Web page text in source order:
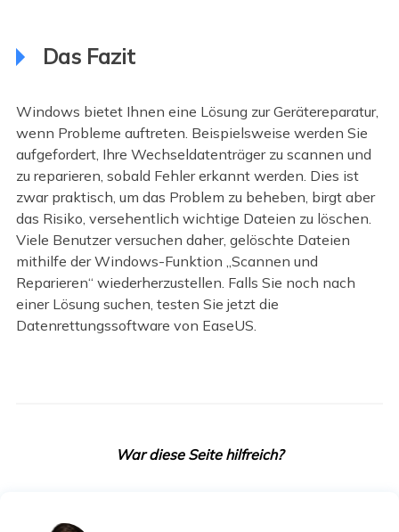
Das Fazit
Windows bietet Ihnen eine Lösung zur Gerätereparatur,
wenn Probleme auftreten. Beispielsweise werden Sie
aufgefordert, Ihre Wechseldatenträger zu scannen und
zu reparieren, sobald Fehler erkannt werden. Dies ist
zwar praktisch, um das Problem zu beheben, birgt aber
das Risiko, versehentlich wichtige Dateien zu löschen.
Viele Benutzer versuchen daher, gelöschte Dateien
mithilfe der Windows-Funktion „Scannen und
Reparieren“ wiederherzustellen. Falls Sie noch nach
einer Lösung suchen, testen Sie jetzt die
Datenrettungssoftware von EaseUS.
War diese Seite hilfreich?